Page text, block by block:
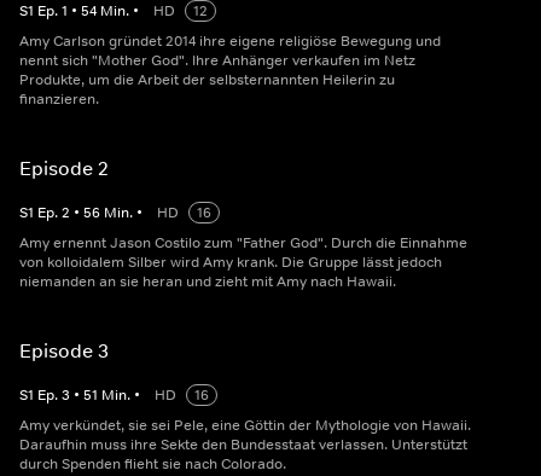
S1 Ep.1 • 54 Min. • HD
12
Amy Carlson gründet 2014 ihre eigene religiöse Bewegung und
nennt sich "Mother God". Ihre Anhänger verkaufen im Netz
Produkte, um die Arbeit der selbsternannten Heilerin zu
finanzieren.
Episode 2
S1 Ep.2 • 56 Min. • HD
16
Amy ernennt Jason Costilo zum "Father God". Durch die Einnahme
von kolloidalem Silber wird Amy krank. Die Gruppe lässt jedoch
niemanden an sie heran und zieht mit Amy nach Hawaii.
Episode 3
S1 Ep.3 • 51 Min. • HD
16
Amy verkündet, sie sei Pele, eine Göttin der Mythologie von Hawaii.
Daraufhin muss ihre Sekte den Bundesstaat verlassen. Unterstützt
durch Spenden flieht sie nach Colorado.